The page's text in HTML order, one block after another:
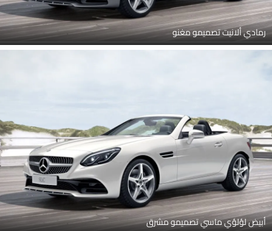
رمادي ألانيت تصميمو مغنو
أبيض لؤلؤي ماسي تصميمو مشرق